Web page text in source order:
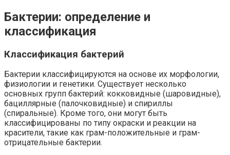
Бактерии: определение и
классификация
Классификация бактерий
Бактерии классифицируются на основе их морфологии,
физиологии и генетики. Существует несколько
основных групп бактерий: кокковидные (шаровидные),
бациллярные (палочковидные) и спириллы
(спиральные). Кроме того, они могут быть
классифицированы по типу окраски и реакции на
красители, такие как грам-положительные и грам-
отрицательные бактерии.